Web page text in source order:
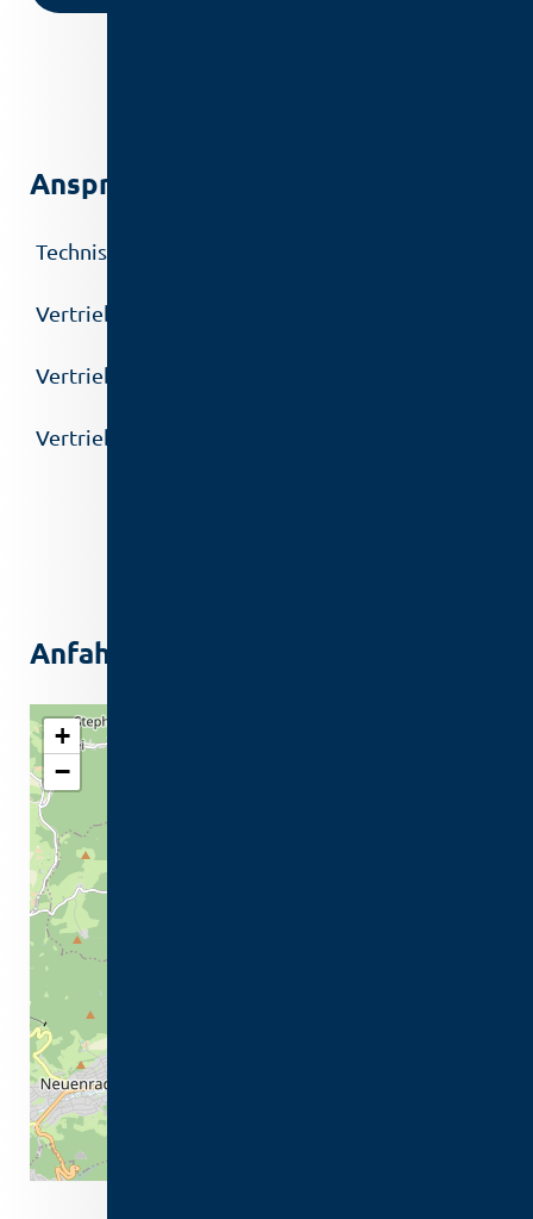
Ansprechpartner
Technischer Außendienst
Vertrieb Deutschland
Vertrieb Oberflächentechnik
Vertrieb International
Anfahrt
+
−